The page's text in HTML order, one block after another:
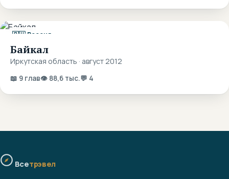
🇷🇺 Россия
Байкал
Иркутская область · август 2012
📖 9 глав👁 88,6 тыс.💬 4
Всетрэвел